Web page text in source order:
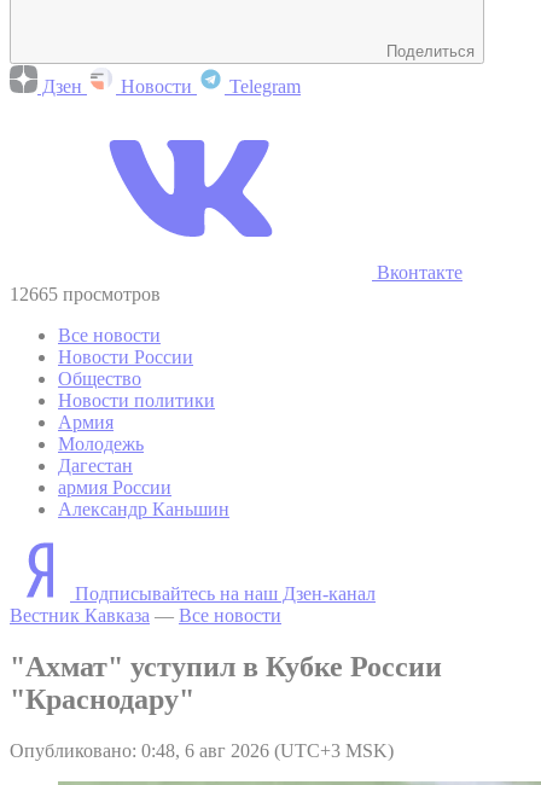
Поделиться
Дзен Новости Telegram
Вконтакте
12665 просмотров
Все новости
Новости России
Общество
Новости политики
Армия
Молодежь
Дагестан
армия России
Александр Каньшин
Подписывайтесь на наш Дзен-канал
Вестник Кавказа — Все новости
"Ахмат" уступил в Кубке России
"Краснодару"
Опубликовано: 0:48, 6 авг 2026 (UTC+3 MSK)